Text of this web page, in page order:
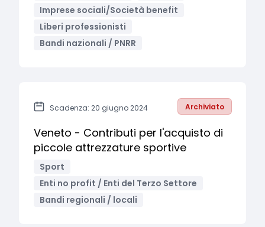
Imprese sociali/Società benefit
Liberi professionisti
Bandi nazionali / PNRR
Scadenza: 20 giugno 2024 Archiviato
Veneto - Contributi per l'acquisto di
piccole attrezzature sportive
Sport
Enti no profit / Enti del Terzo Settore
Bandi regionali / locali